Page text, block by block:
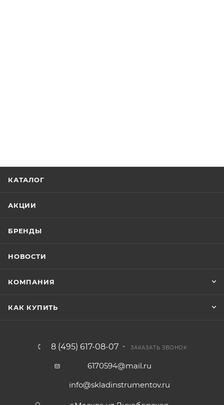
КАТАЛОГ
АКЦИИ
БРЕНДЫ
НОВОСТИ
КОМПАНИЯ
КАК КУПИТЬ
8 (495) 617-08-07 ЗАКАЗАТЬ ЗВОНОК
6170594@mail.ru
info@skladinstrumentov.ru